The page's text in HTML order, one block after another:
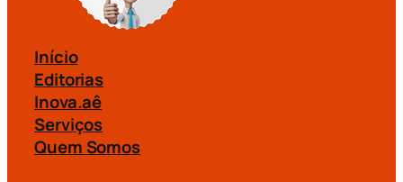
Início
Editorias
Inova.aê
Serviços
Quem Somos